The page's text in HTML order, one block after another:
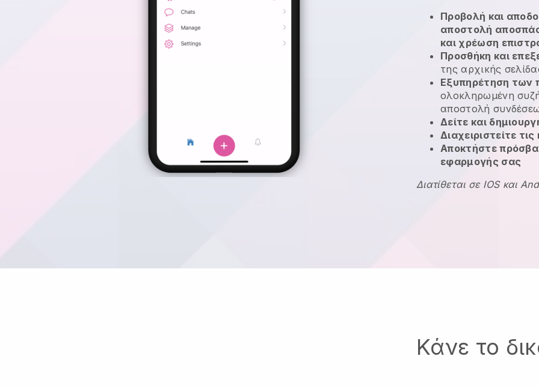
Προβολή και
αποστολή
και χρέωση
Προσθήκη και
της αρχικής
Εξυπηρέτηση των
ολοκληρωμένη
αποστολή
Δείτε και
Διαχειριστείτε
Αποκτήστε
εφαρμογής σας
Διατίθεται σε IOS και
Κάνε το